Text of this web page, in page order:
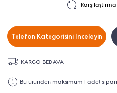
Telefon Kategorisini İnceleyin
KARGO BEDAVA
Bu üründen maksimum 1 adet